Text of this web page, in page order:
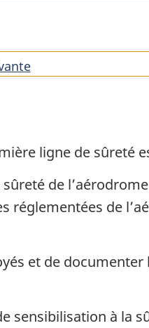
de
ligne de sûreté
de
réglementées de
et de
sensibilisation à la